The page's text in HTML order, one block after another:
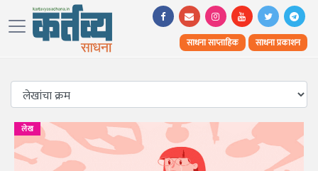
साधना साप्ताहिक साधना प्रकाशन
लेख